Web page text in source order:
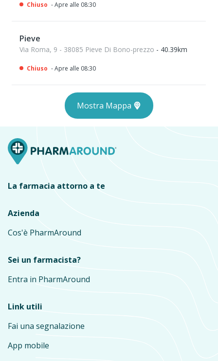
Chiuso - Apre alle 08:30
Pieve
Via Roma, 9 - 38085 Pieve Di Bono-prezzo - 40.39km
Chiuso - Apre alle 08:30
Mostra Mappa
La farmacia attorno a te
Azienda
Cos'è PharmAround
Sei un farmacista?
Entra in PharmAround
Link utili
Fai una segnalazione
App mobile